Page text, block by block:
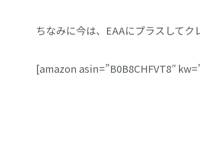
ちなみに今は、EAAにプラスしてク
[amazon asin=”B0B8CHFVT8″